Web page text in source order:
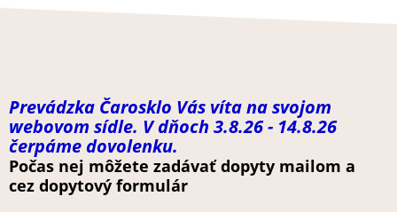
Prevádzka Čarosklo Vás víta na svojom
webovom sídle. V dňoch 3.8.26 - 14.8.26
čerpáme dovolenku.
Počas nej môžete zadávať dopyty mailom a
cez dopytový formulár